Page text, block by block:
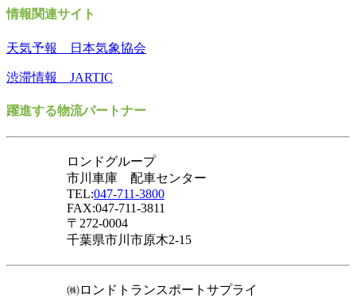
情報関連サイト
天気予報 日本気象協会
渋滞情報 JARTIC
躍進する物流パートナー
ロンドグループ
市川車庫 配車センター
TEL:047-711-3800
FAX:047-711-3811
〒272-0004
千葉県市川市原木2-15
㈱ロンドトランスポートサプライ